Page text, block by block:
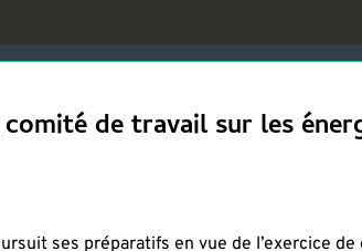
de travail sur les
ses préparatifs en vue de l’exercice